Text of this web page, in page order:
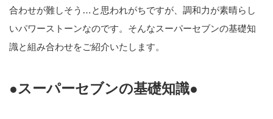
合わせが難しそう…と思われがちですが、調和力が素晴らし
いパワーストーンなのです。そんなスーパーセブンの基礎知
識と組み合わせをご紹介いたします。
●スーパーセブンの基礎知識●